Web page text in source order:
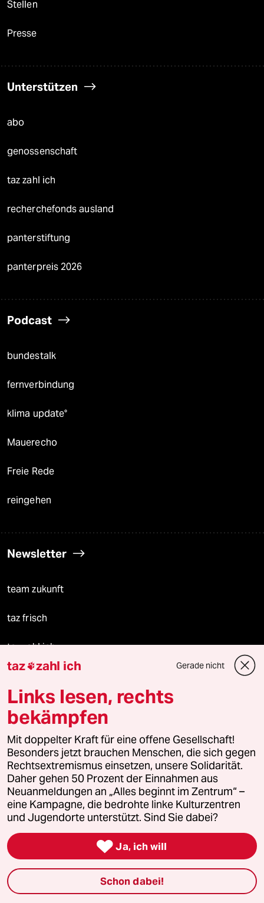
Stellen
Presse
Unterstützen
abo
genossenschaft
taz zahl ich
recherchefonds ausland
panterstiftung
panterpreis 2026
Podcast
bundestalk
fernverbindung
klima update°
Mauerecho
Freie Rede
reingehen
Newsletter
team zukunft
taz frisch
taz zahl ich
Veranstaltungen
Demnächst
Vor Ort
Live im Stream
Vergangene
taz lab 2027
taz zahl ich Gerade nicht
Links lesen, rechts
bekämpfen
Mit doppelter Kraft für eine offene Gesellschaft!
Besonders jetzt brauchen Menschen, die sich gegen
Rechtsextremismus einsetzen, unsere Solidarität.
Daher gehen 50 Prozent der Einnahmen aus
Neuanmeldungen an „Alles beginnt im Zentrum“ –
eine Kampagne, die bedrohte linke Kulturzentren
und Jugendorte unterstützt. Sind Sie dabei?
 Ja, ich will
Schon dabei!